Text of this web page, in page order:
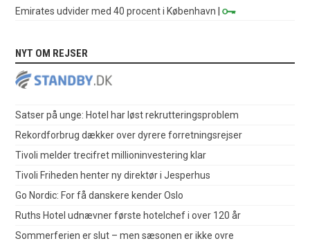
Emirates udvider med 40 procent i København |
NYT OM REJSER
Satser på unge: Hotel har løst rekrutteringsproblem
Rekordforbrug dækker over dyrere forretningsrejser
Tivoli melder trecifret millioninvestering klar
Tivoli Friheden henter ny direktør i Jesperhus
Go Nordic: For få danskere kender Oslo
Ruths Hotel udnævner første hotelchef i over 120 år
Sommerferien er slut – men sæsonen er ikke ovre